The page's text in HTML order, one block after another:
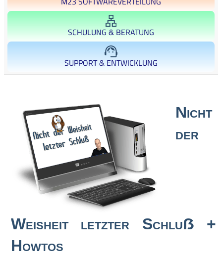
SCHULUNG & BERATUNG
SUPPORT & ENTWICKLUNG
Nicht
der
Weisheit letzter Schluẞ +
Howtos